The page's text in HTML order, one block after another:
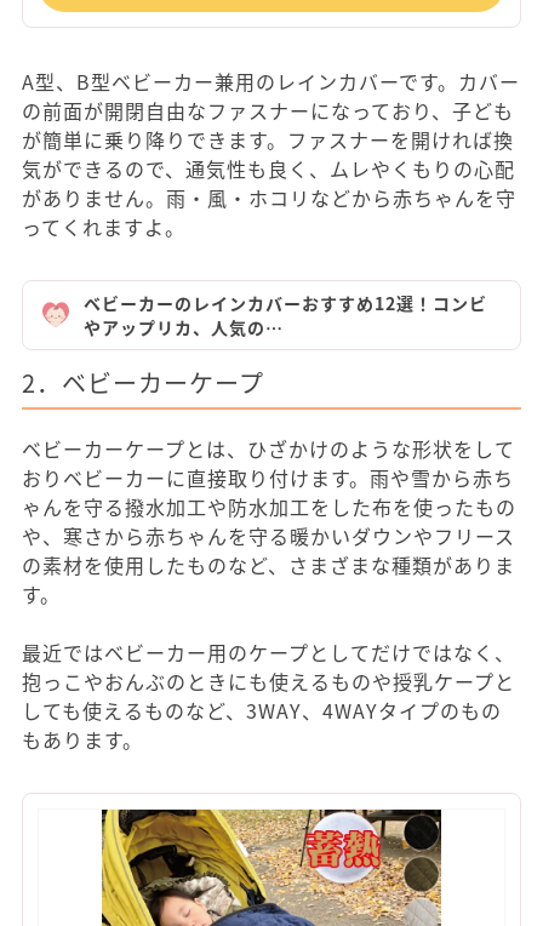
A型、B型ベビーカー兼用のレインカバーです。カバー
の前面が開閉自由なファスナーになっており、子ども
が簡単に乗り降りできます。ファスナーを開ければ換
気ができるので、通気性も良く、ムレやくもりの心配
がありません。雨・風・ホコリなどから赤ちゃんを守
ってくれますよ。
ベビーカーのレインカバーおすすめ12選！コンビ
やアップリカ、人気の…
2．ベビーカーケープ
ベビーカーケープとは、ひざかけのような形状をして
おりベビーカーに直接取り付けます。雨や雪から赤ち
ゃんを守る撥水加工や防水加工をした布を使ったもの
や、寒さから赤ちゃんを守る暖かいダウンやフリース
の素材を使用したものなど、さまざまな種類がありま
す。
最近ではベビーカー用のケープとしてだけではなく、
抱っこやおんぶのときにも使えるものや授乳ケープと
しても使えるものなど、3WAY、4WAYタイプのもの
もあります。